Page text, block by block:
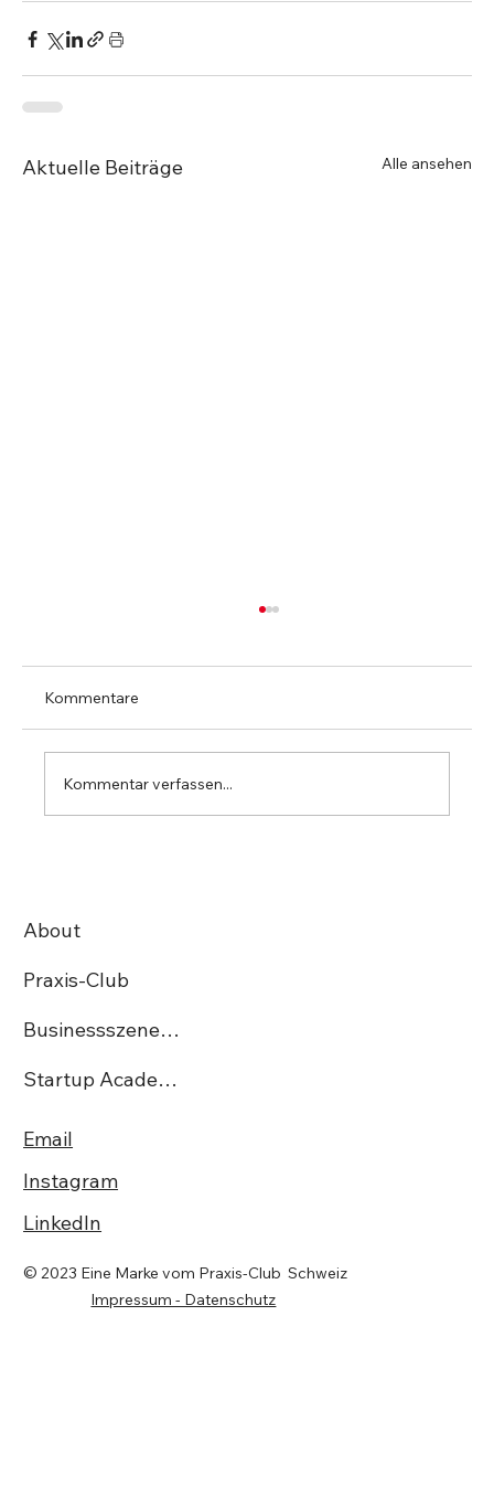
Aktuelle Beiträge Alle ansehen
Kommentare
Kommentar verfassen...
About
Praxis-Club
Businessszene.ch
Startup Academy CH
Email
Instagram
LinkedIn
© 2023 Eine Marke vom Praxis-Club Schweiz
Impressum - Datenschutz